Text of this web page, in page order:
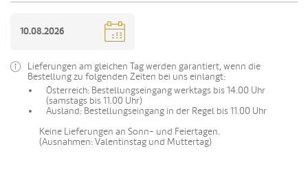
Lieferungen am gleichen Tag werden garantiert, wenn die
Bestellung zu folgenden Zeiten bei uns einlangt:
Österreich: Bestellungseingang werktags bis 14.00 Uhr
(samstags bis 11.00 Uhr)
Ausland: Bestellungseingang in der Regel bis 11.00 Uhr
Keine Lieferungen an Sonn- und Feiertagen.
(Ausnahmen: Valentinstag und Muttertag)